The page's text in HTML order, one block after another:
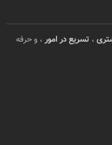
، تسریع در امور ، و حرفه